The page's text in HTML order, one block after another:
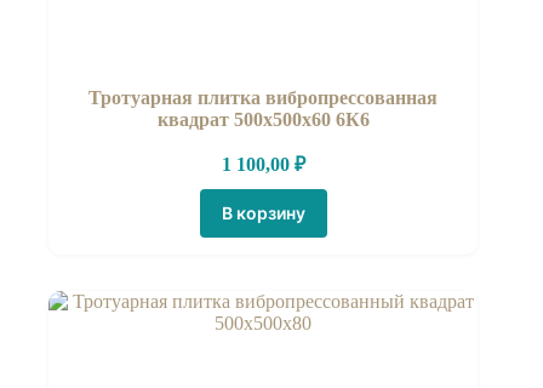
Тротуарная плитка вибропрессованная
квадрат 500х500х60 6К6
1 100,00 ₽
В корзину